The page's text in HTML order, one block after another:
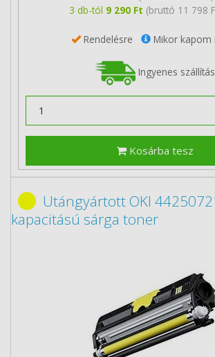
3 db-tól 9 290 Ft (bruttó 11 798
Rendelésre Mikor kapom
Ingyenes szállítás
Kosárba tesz
Utángyártott OKI
kapacitású sárga toner